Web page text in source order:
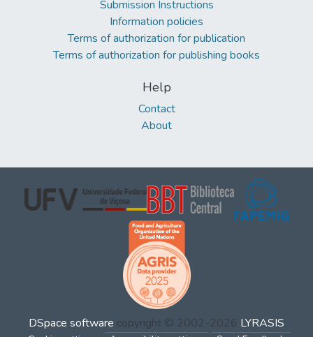
Submission Instructions
Information policies
Terms of authorization for publication
Terms of authorization for publishing books
Help
Contact
About
DSpace software copyright © 2002-2026 LYRASIS